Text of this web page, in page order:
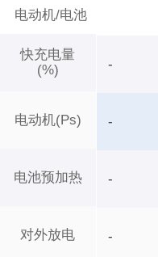
电动机/电池
快充电量
(%)
电动机(Ps)
电池预加热
对外放电
-
-
-
-